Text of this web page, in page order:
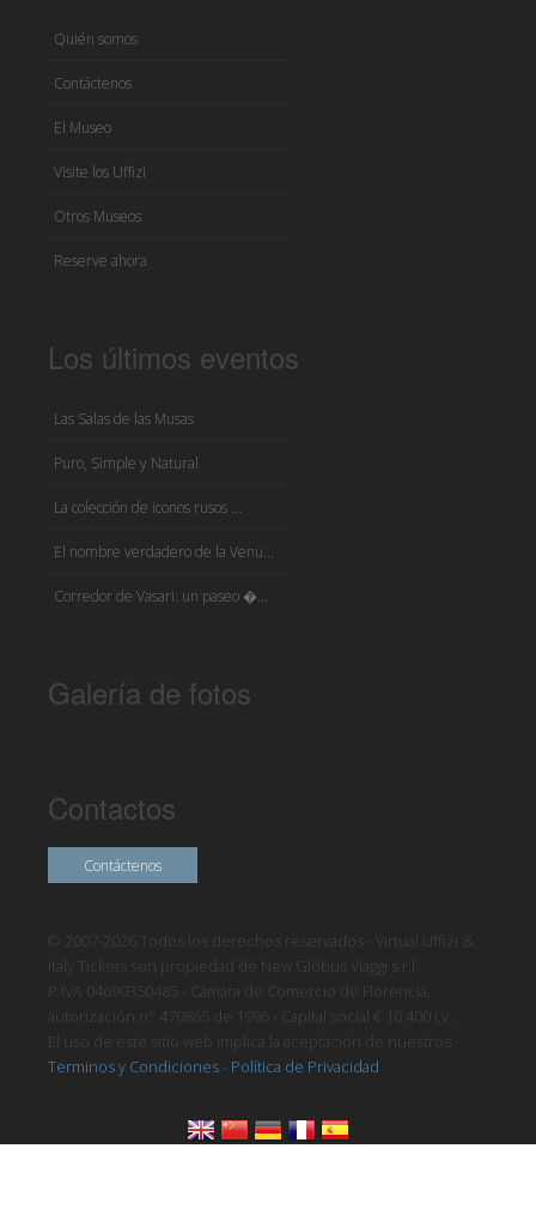
Quién somos
Contáctenos
El Museo
Visite los Uffizi
Otros Museos
Reserve ahora
Los últimos eventos
Las Salas de las Musas
Puro, Simple y Natural
La colección de iconos rusos ...
El nombre verdadero de la Venu...
Corredor de Vasari: un paseo �...
Galería de fotos
Contactos
Contáctenos
© 2007-2026 Todos los derechos reservados - Virtual Uffizi &
Italy Tickets son propiedad de New Globus Viaggi s.r.l.
P.IVA 04690350485 - Cámara de Comercio de Florencia,
autorización n° 470865 de 1996 - Capital social € 10.400 i.v.
El uso de este sitio web implica la aceptación de nuestros
Terminos y Condiciones
Política de Privacidad